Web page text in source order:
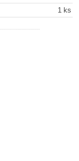
1 ks